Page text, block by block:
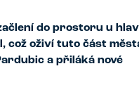
do prostoru u
což oživí tuto část
a přiláká nové